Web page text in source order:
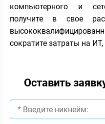
компьютерного и
получите в свое
сократите затраты на
Оставить